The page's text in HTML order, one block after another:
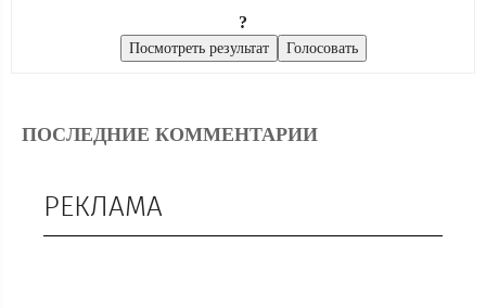
?
ПОСЛЕДНИЕ КОММЕНТАРИИ
РЕКЛАМА